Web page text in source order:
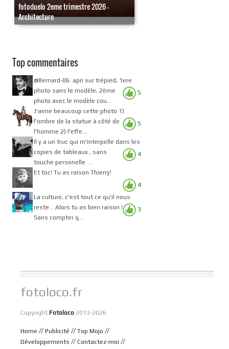
fotoduelo 2eme trimestre 2026 -
Architecture
Top commentaires
5
@Bernard-06: apn sur trépied, 1ere
photo sans le modèle, 2ème
photo avec le modèle cou...
5
J'aime beaucoup cette photo 1)
l'ombre de la statue à côté de
l'homme 2) l'effe...
4
Il y a un truc qui m'interpelle dans les
copies de tableaux , sans
touche personelle. ...
4
Et toc! Tu as raison Thierry!
3
La culture, c'est tout ce qu'il nous
reste... Alors tu as bien raison !
Sans compter q...
fotoloco.fr
Copyright Fotoloco 2013-2026
Home // Publicité // Top Mojo //
Développements // Contactez-moi //